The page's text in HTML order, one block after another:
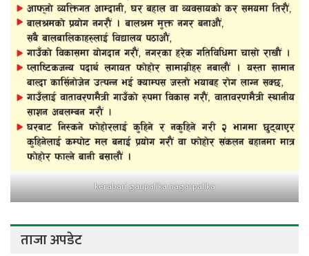
kerabari gaupalika nagarpalika
ताजा अपडेट